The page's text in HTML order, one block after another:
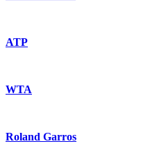
ATP
WTA
Roland Garros